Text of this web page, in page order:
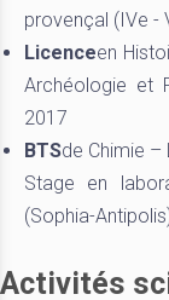
provençal (IVe -
Licenceen
Archéologie et
2017
BTSde Chimie –
Stage en
(Sophia-
Activités